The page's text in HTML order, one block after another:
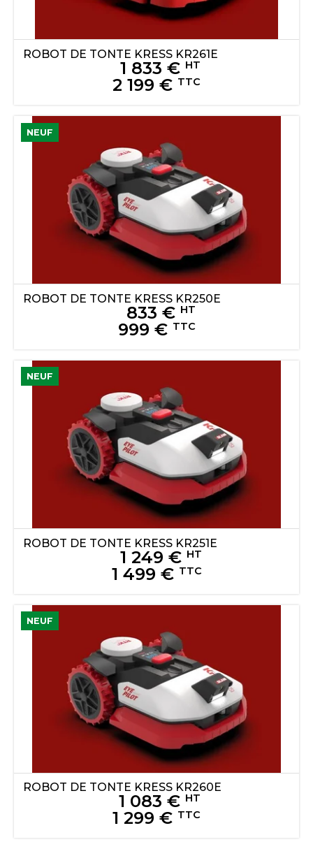
ROBOT DE TONTE KRESS KR261E
1 833 € HT
2 199 € TTC
NEUF
ROBOT DE TONTE KRESS KR250E
833 € HT
999 € TTC
NEUF
ROBOT DE TONTE KRESS KR251E
1 249 € HT
1 499 € TTC
NEUF
ROBOT DE TONTE KRESS KR260E
1 083 € HT
1 299 € TTC